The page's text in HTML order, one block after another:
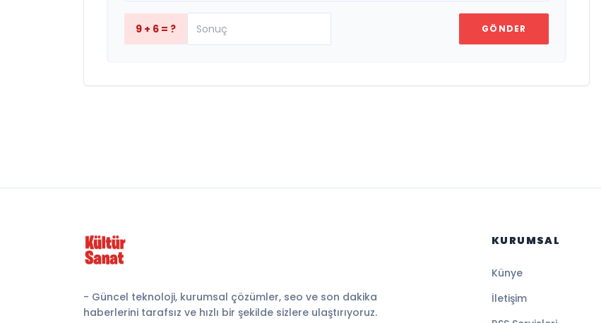
9 + 6 = ? GÖNDER
- Güncel teknoloji, kurumsal çözümler, seo ve son dakika
haberlerini tarafsız ve hızlı bir şekilde sizlere ulaştırıyoruz.
KURUMSAL
Künye
İletişim